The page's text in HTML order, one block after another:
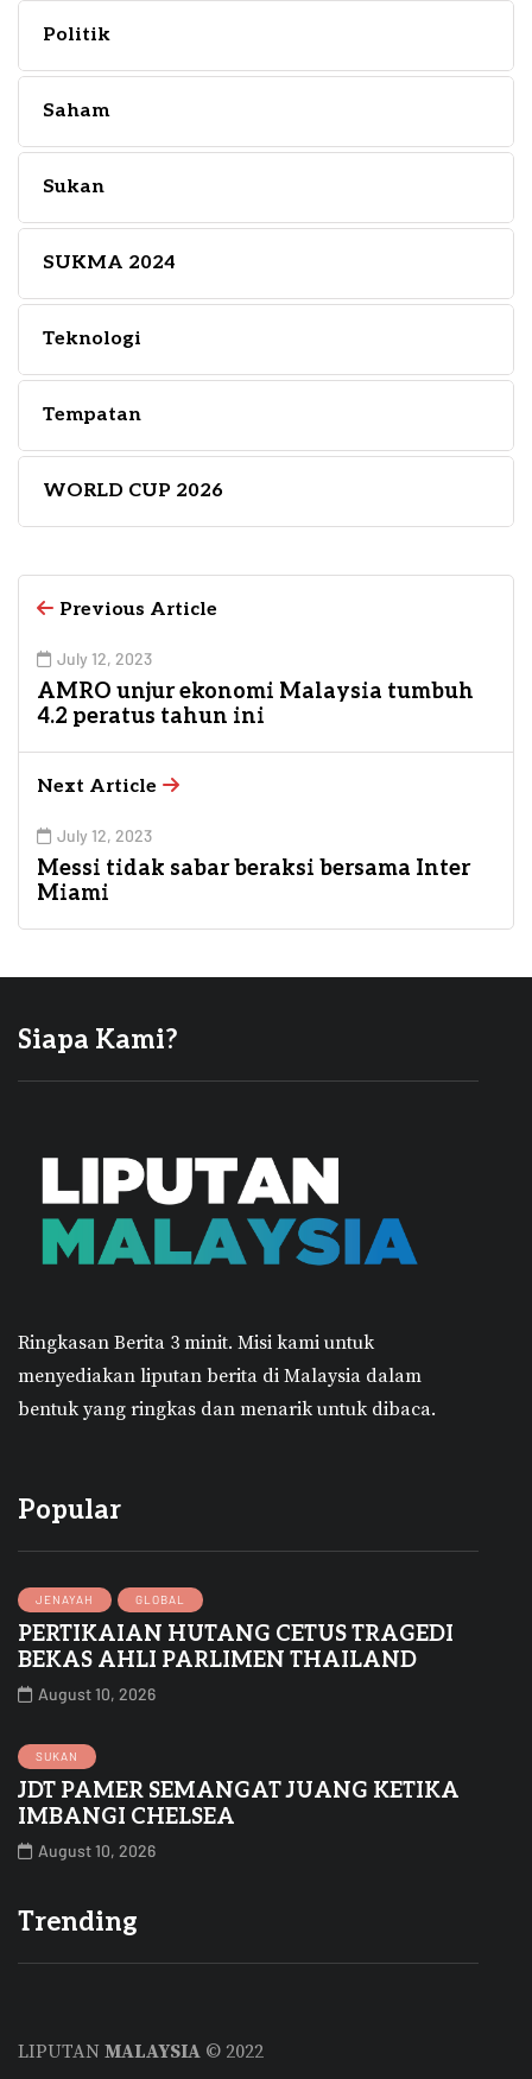
Politik
Saham
Sukan
SUKMA 2024
Teknologi
Tempatan
WORLD CUP 2026
Previous Article
July 12, 2023
AMRO unjur ekonomi Malaysia tumbuh
4.2 peratus tahun ini
Next Article
July 12, 2023
Messi tidak sabar beraksi bersama Inter
Miami
Siapa Kami?
Ringkasan Berita 3 minit. Misi kami untuk
menyediakan liputan berita di Malaysia dalam
bentuk yang ringkas dan menarik untuk dibaca.
Popular
JENAYAH GLOBAL
PERTIKAIAN HUTANG CETUS TRAGEDI
BEKAS AHLI PARLIMEN THAILAND
August 10, 2026
SUKAN
JDT PAMER SEMANGAT JUANG KETIKA
IMBANGI CHELSEA
August 10, 2026
Trending
LIPUTAN MALAYSIA © 2022